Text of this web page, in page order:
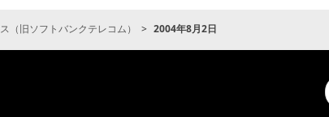
（旧ソフトバンクテレコム） 2004年8月2日
a